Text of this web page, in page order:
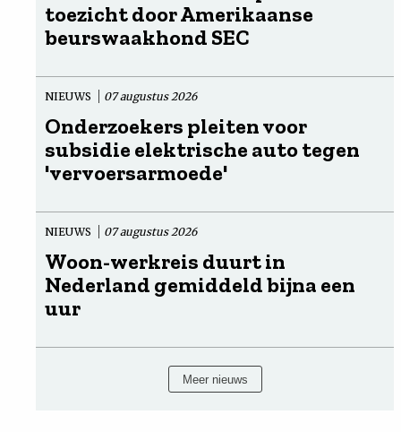
toezicht door Amerikaanse
beurswaakhond SEC
NIEUWS 07 augustus 2026
Onderzoekers pleiten voor
subsidie elektrische auto tegen
'vervoersarmoede'
NIEUWS 07 augustus 2026
Woon-werkreis duurt in
Nederland gemiddeld bijna een
uur
Meer nieuws